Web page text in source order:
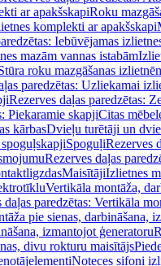
ar apakšskapiRoku
komplekti ar apakšskapi
Iebūvējamas
mazām vannas istabām
roku mazgāšanas
paredzētas: Uzliekamai
Rezerves daļas paredzētas:
Piekaramie skapjiCitas
kārbasDvieļu turētāji un
SpoguļiRezerves
Rezerves daļas
MaisītājiIzlietnes
Vertikāla montāža,
daļas paredzētas: Vertikāla
pie sienas, darbināšana,
izmantojot ģeneratoru
divu rokturu maisītājs
Noteces sifoni